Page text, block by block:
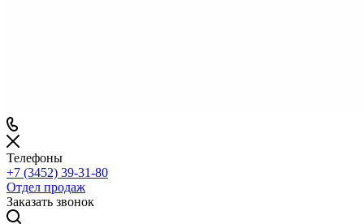
Телефоны
+7 (3452) 39-31-80
Отдел продаж
Заказать звонок